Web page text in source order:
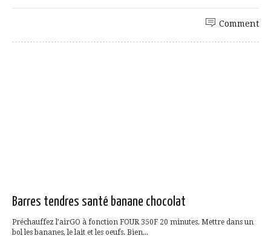
Comment
Barres tendres santé banane chocolat
Préchauffez l’airGO à fonction FOUR 350F 20 minutes. Mettre dans un
bol les bananes, le lait et les oeufs. Bien...